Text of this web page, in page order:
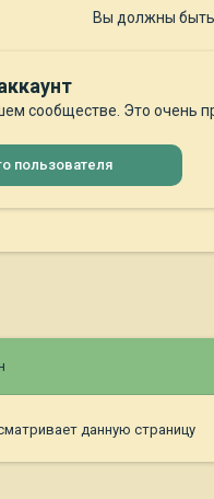
Вы должны быть
сообществе. Это очень
пользователя
данную страницу